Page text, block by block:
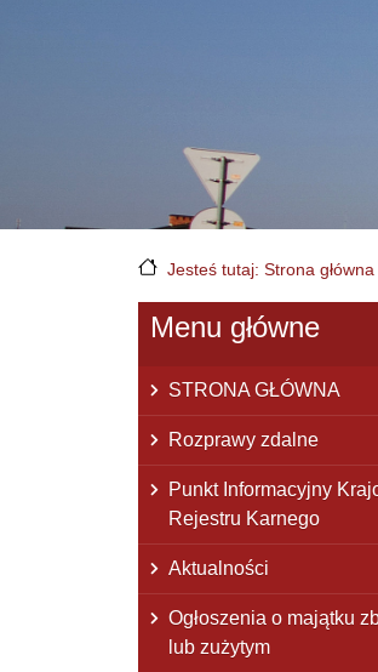
Jesteś tutaj: Strona główna
Menu główne
STRONA GŁÓWNA
Rozprawy zdalne
Punkt Informacyjny
Rejestru Karnego
Aktualności
Ogłoszenia o majątku
lub zużytym